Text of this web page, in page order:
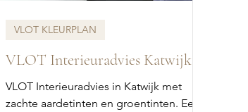
VLOT Interieuradvies Katwijk
VLOT Interieuradvies in Katwijk met
zachte aardetinten en groentinten. Een
VLOT KLEURPLAN